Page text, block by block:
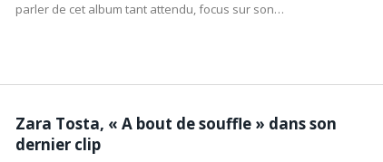
parler de cet album tant attendu, focus sur son…
Zara Tosta, « A bout de souffle » dans son
dernier clip